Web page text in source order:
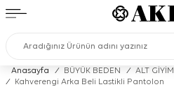
Anasayfa / BÜYÜK BEDEN / ALT GİYİM
/
Kahverengi Arka Beli Lastikli Pantolon